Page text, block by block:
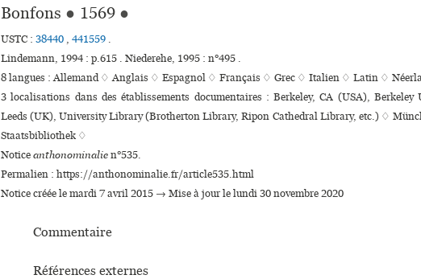
Bonfons ● 1569 ●
USTC : 38440 , 441559 .
Lindemann, 1994 : p.615 . Niederehe, 1995 : n°495 .
8 langues :Allemand ♢Anglais ♢ Espagnol ♢ Français ♢ Grec ♢ Italien ♢ Latin ♢
3 localisations dans des établissements documentaires : Berkeley, CA (USA),
Leeds (UK), University Library (Brotherton Library, Ripon Cathedral Library, etc.) ♢
Staatsbibliothek ♢
Noticeanthonominalien°535.
Permalien : https://anthonominalie.fr/article535.html
Notice créée le mardi 7 avril 2015 → Mise à jour le lundi 30 novembre 2020
Commentaire
Références externes